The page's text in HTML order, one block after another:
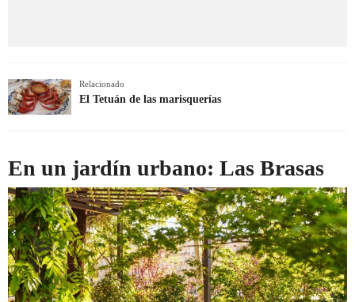
Relacionado
El Tetuán de las marisquerías
En un jardín urbano: Las Brasas